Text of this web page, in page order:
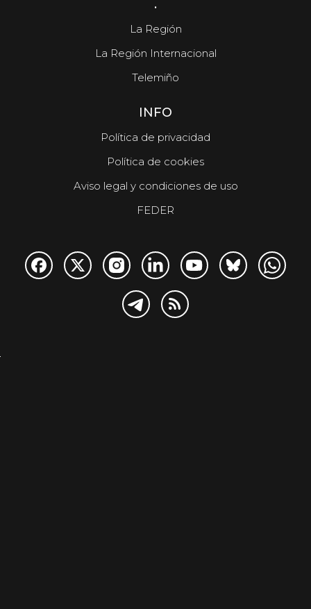
.
La Región
La Región Internacional
Telemiño
INFO
Política de privacidad
Política de cookies
Aviso legal y condiciones de uso
FEDER